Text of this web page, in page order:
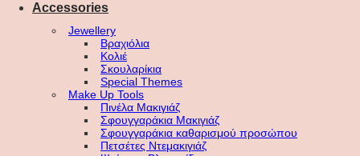
Accessories
Jewellery
Βραχιόλια
Κολιέ
Σκουλαρίκια
Special Themes
Make Up Tools
Πινέλα Μακιγιάζ
Σφουγγαράκια Μακιγιάζ
Σφουγγαράκια καθαρισμού προσώπου
Πετσέτες Ντεμακιγιάζ